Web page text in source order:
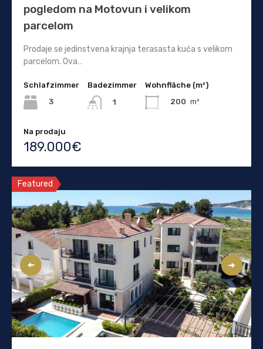
pogledom na Motovun i velikom
parcelom
Prodaje se jedinstvena krajnja terasasta kuća s velikom
parcelom. Ova…
Schlafzimmer
3
Badezimmer
1
Wohnfläche (m²)
200 m²
Na prodaju
189.000€
Featured